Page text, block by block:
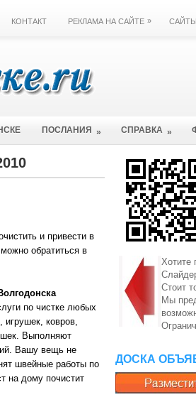
КОНТАКТ РЕКЛАМА НА САЙТЕ »
ПОСЛАНИЯ » СПРАВКА »
и привести в
обратиться в
по чистке любых
ковров,
Выполняют
Вашу вещь не
швейные работы по
на дому почистит
Хотите
Стоит
Мы
ДОСКА